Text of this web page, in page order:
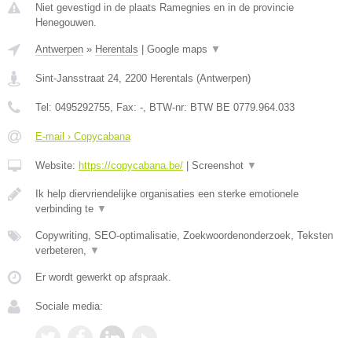
Niet gevestigd in de plaats Ramegnies en in de provincie
Henegouwen.
Antwerpen » Herentals Google maps ▼
Sint-Jansstraat 24, 2200 Herentals (Antwerpen)
Tel: 0495292755, Fax: -, BTW-nr: BTW BE 0779.964.033
E-mail › Copycabana
Website: https://copycabana.be/ Screenshot ▼
Ik help diervriendelijke organisaties een sterke emotionele
verbinding te ▼
Copywriting, SEO-optimalisatie, Zoekwoordenonderzoek, Teksten
verbeteren, ▼
Er wordt gewerkt op afspraak.
Sociale media: